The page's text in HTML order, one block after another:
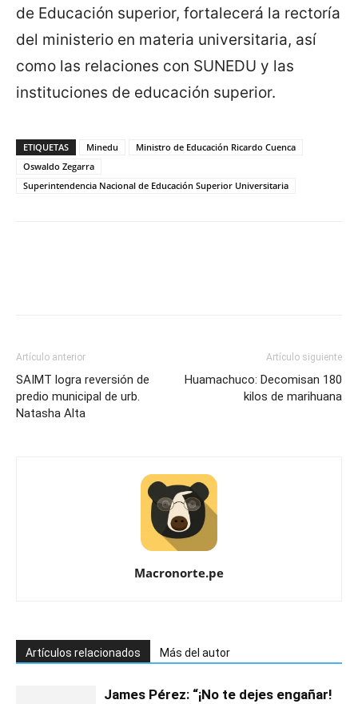
de Educación superior, fortalecerá la rectoría
del ministerio en materia universitaria, así
como las relaciones con SUNEDU y las
instituciones de educación superior.
ETIQUETAS Minedu
Ministro de Educación Ricardo Cuenca
Oswaldo Zegarra
Superintendencia Nacional de Educación Superior Universitaria
Artículo anterior
SAIMT logra reversión de
predio municipal de urb.
Natasha Alta
Artículo siguiente
Huamachuco: Decomisan 180
kilos de marihuana
Macronorte.pe
Artículos relacionados Más del autor
James Pérez: “¡No te dejes engañar!